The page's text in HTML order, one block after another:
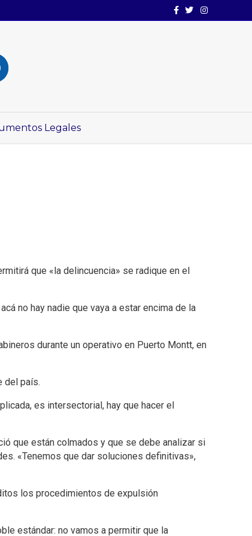
Facebook
TwitterInstagram
Legales
que «la delincuencia» se radique en el
no hay nadie que vaya a estar encima de la
durante un operativo en Puerto Montt, en
del país.
es intersectorial, hay que hacer el
que están colmados y que se debe analizar si
«Tenemos que dar soluciones definitivas»,
los procedimientos de expulsión
estándar: no vamos a permitir que la